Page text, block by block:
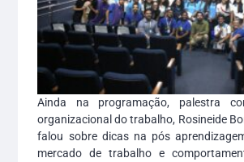
Ainda na programação, palestra
organizacional do trabalho, Rosineide
falou sobre dicas na pós
mercado de trabalho e